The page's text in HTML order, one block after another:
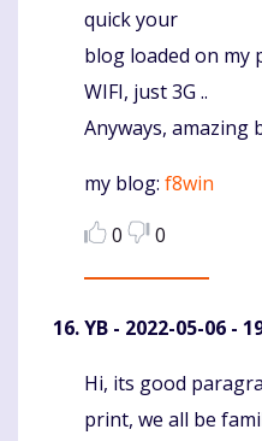
quick your
blog loaded on my
WIFI, just 3G ..
Anyways, amazing
my blog: f8win
0
0
YB - 2022-05-06 -
Komentaras
Hi, its good
print, we all be